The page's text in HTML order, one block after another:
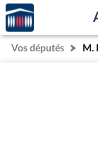
Aller au contenu
Aller en bas de la
Accèder
à la
page
d'accueil
Vos députés